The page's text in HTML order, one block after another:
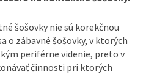
šošovky nie sú korekčnou
o zábavné šošovky, v ktorých
periférne videnie, preto v
činnosti pri ktorých